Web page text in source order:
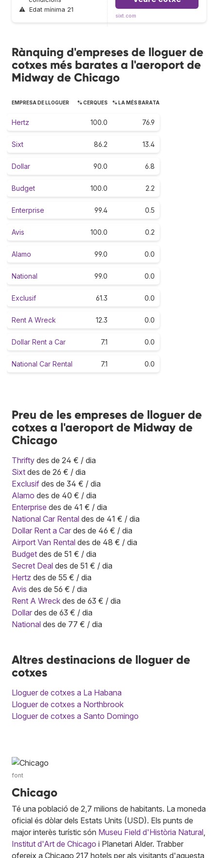
⚠ Edat mínima 21
sixt.com
Rànquing d'empreses de lloguer de
cotxes més barates a l'aeroport de
Midway de Chicago
EMPRESA DE LLOGUER % CERQUES % LA MÉS BARATA
Hertz 100.0 76.9
Sixt 86.2 13.4
Dollar 90.0 6.8
Budget 100.0 2.2
Enterprise 99.4 0.5
Avis 100.0 0.2
Alamo 99.0 0.0
National 99.0 0.0
Exclusif 61.3 0.0
Rent A Wreck 12.3 0.0
Dollar Rent a Car 7.1 0.0
National Car Rental 7.1 0.0
Preu de les empreses de lloguer de
cotxes a l'aeroport de Midway de
Chicago
Thrifty des de 24 € / dia
Sixt des de 26 € / dia
Exclusif des de 34 € / dia
Alamo des de 40 € / dia
Enterprise des de 41 € / dia
National Car Rental des de 41 € / dia
Dollar Rent a Car des de 46 € / dia
Airport Van Rental des de 48 € / dia
Budget des de 51 € / dia
Secret Deal des de 51 € / dia
Hertz des de 55 € / dia
Avis des de 56 € / dia
Rent A Wreck des de 63 € / dia
Dollar des de 63 € / dia
National des de 77 € / dia
Altres destinacions de lloguer de
cotxes
Lloguer de cotxes a La Habana
Lloguer de cotxes a Northbrook
Lloguer de cotxes a Santo Domingo
font
Chicago
Té una població de 2,7 milions de habitants. La moneda
oficial és dòlar dels Estats Units (USD). Els punts de
major interès turístic són Museu Field d'Història Natural
Institut d'Art de Chicago i Planetari Alder. Trabber
ofereix a Chicago 217 hotels per als visitants d'aquesta